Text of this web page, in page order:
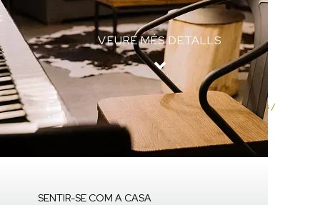
VEURE MÉS DETALLS
Inici /Serveis de Riu Nere Mountain Hotel & Apartments/
Lobby Piano Àrea
SENTIR-SE COM A CASA